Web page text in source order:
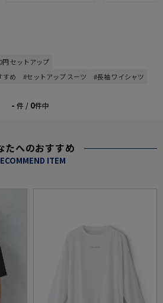
円 セットアップ
すめ
#セットアップ スーツ
#長袖 ワイシャツ
- 件 / 0件中
たへのおすすめ
ITEM